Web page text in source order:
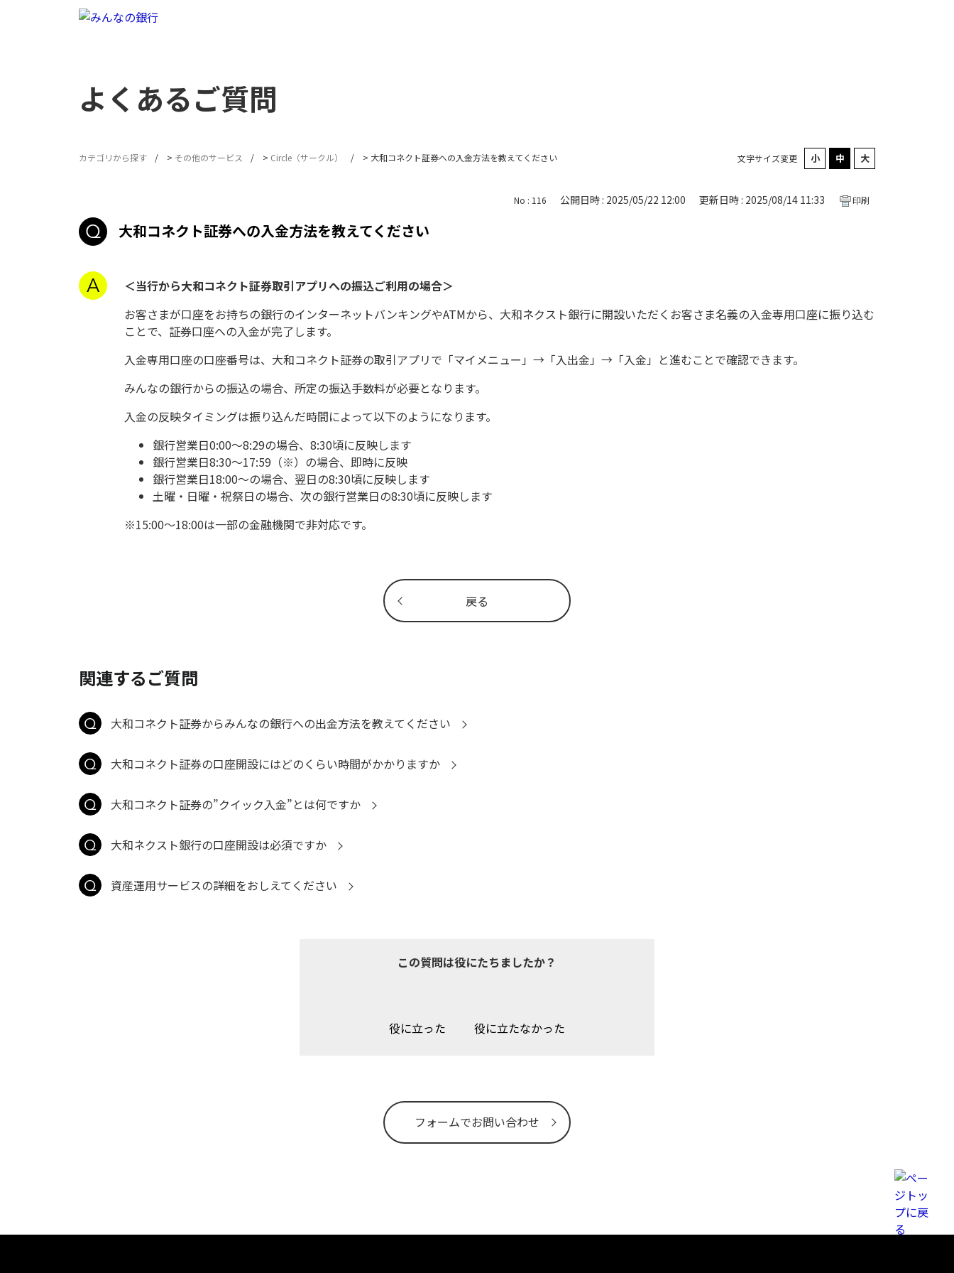
よくあるご質問
文字サイズ変更
カテゴリから探す > その他のサービス > Circle（サークル） > 大和コネクト証券への入金方法を教えてください
戻る
No : 116 公開日時 : 2025/05/22 12:00 更新日時 : 2025/08/14 11:33 印刷
大和コネクト証券への入金方法を教えてください
＜当行から大和コネクト証券取引アプリへの振込ご利用の場合＞
お客さまが口座をお持ちの銀行のインターネットバンキングやATMから、大和ネクスト銀行に開設いただくお客さま名義の入金専用口座に振り込む
ことで、証券口座への入金が完了します。
入金専用口座の口座番号は、大和コネクト証券の取引アプリで「マイメニュー」→「入出金」→「入金」と進むことで確認できます。
みんなの銀行からの振込の場合、所定の振込手数料が必要となります。
入金の反映タイミングは振り込んだ時間によって以下のようになります。
銀行営業日0:00～8:29の場合、8:30頃に反映します
銀行営業日8:30～17:59（※）の場合、即時に反映
銀行営業日18:00～の場合、翌日の8:30頃に反映します
土曜・日曜・祝祭日の場合、次の銀行営業日の8:30頃に反映します
※15:00～18:00は一部の金融機関で非対応です。
関連するご質問
大和コネクト証券からみんなの銀行への出金方法を教えてください
大和コネクト証券の口座開設にはどのくらい時間がかかりますか
大和コネクト証券の”クイック入金”とは何ですか
大和ネクスト銀行の口座開設は必須ですか
資産運用サービスの詳細をおしえてください
この質問は役にたちましたか？
役に立った 役に立たなかった
フォームでお問い合わせ